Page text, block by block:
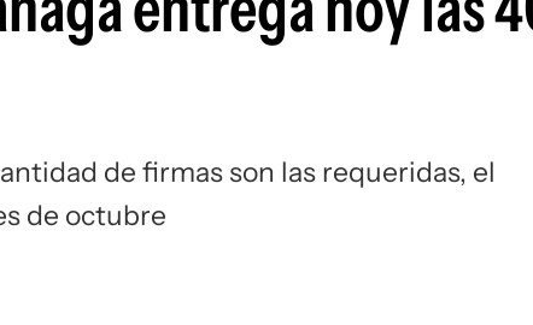
de firmas son las requeridas, el
de octubre